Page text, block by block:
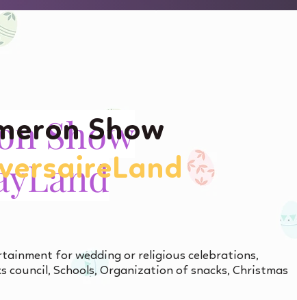
Show
Show
for wedding or religious celebrations,
council, Schools, Organization of snacks, Christmas